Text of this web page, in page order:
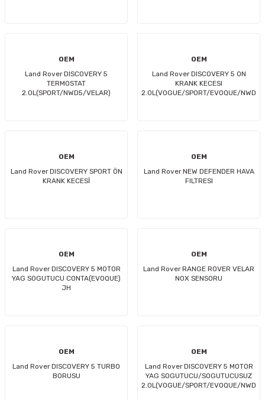
OEM
Land Rover DISCOVERY 5
TERMOSTAT
2.0L(SPORT/NWD5/VELAR)
OEM
Land Rover DISCOVERY 5 ON
KRANK KECESI
2.0L(VOGUE/SPORT/EVOQUE/NWD
OEM
Land Rover DISCOVERY SPORT ÖN
KRANK KECESİ
OEM
Land Rover NEW DEFENDER HAVA
FILTRESI
OEM
Land Rover DISCOVERY 5 MOTOR
YAG SOGUTUCU CONTA(EVOQUE)
JH
OEM
Land Rover RANGE ROVER VELAR
NOX SENSORU
OEM
Land Rover DISCOVERY 5 TURBO
BORUSU
OEM
Land Rover DISCOVERY 5 MOTOR
YAG SOGUTUCU/SOGUTUCUSUZ
2.0L(VOGUE/SPORT/EVOQUE/NWD